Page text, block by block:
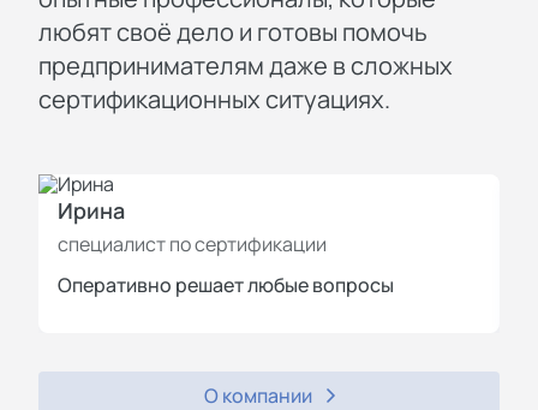
любят своё дело и готовы помочь
предпринимателям даже в сложных
сертификационных ситуациях.
Ирина
специалист по сертификации
Оперативно решает любые вопросы
О компании